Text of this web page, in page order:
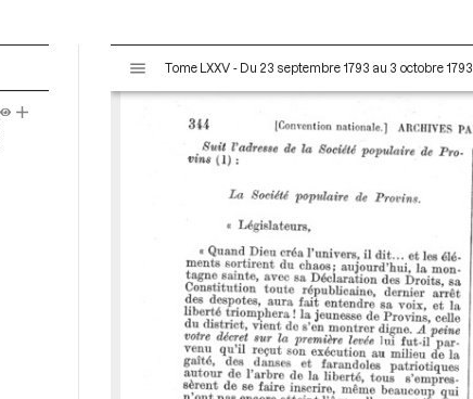
s
Tome LXXV - Du 23 septembre 1793 au 3 octobre 1793